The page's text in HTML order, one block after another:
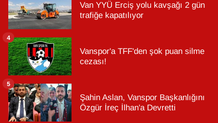
Van YYÜ Erciş yolu kavşağı 2 gün
trafiğe kapatılıyor
Vanspor'a TFF'den şok puan silme
cezası!
4
Şahin Aslan, Vanspor Başkanlığını
Özgür İreç İlhan'a Devretti
5